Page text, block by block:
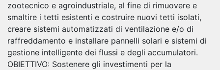
zootecnico e agroindustriale, al fine di rimuovere e
smaltire i tetti esistenti e costruire nuovi tetti isolati,
creare sistemi automatizzati di ventilazione e/o di
raffreddamento e installare pannelli solari e sistemi di
gestione intelligente dei flussi e degli accumulatori.
OBIETTIVO: Sostenere gli investimenti per la